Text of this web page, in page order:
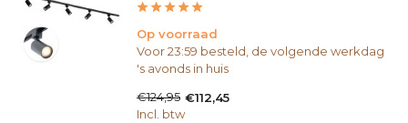
Op voorraad
Voor 23:59 besteld, de volgende werkdag
's avonds in huis
€124,95 €112,45
Incl. btw